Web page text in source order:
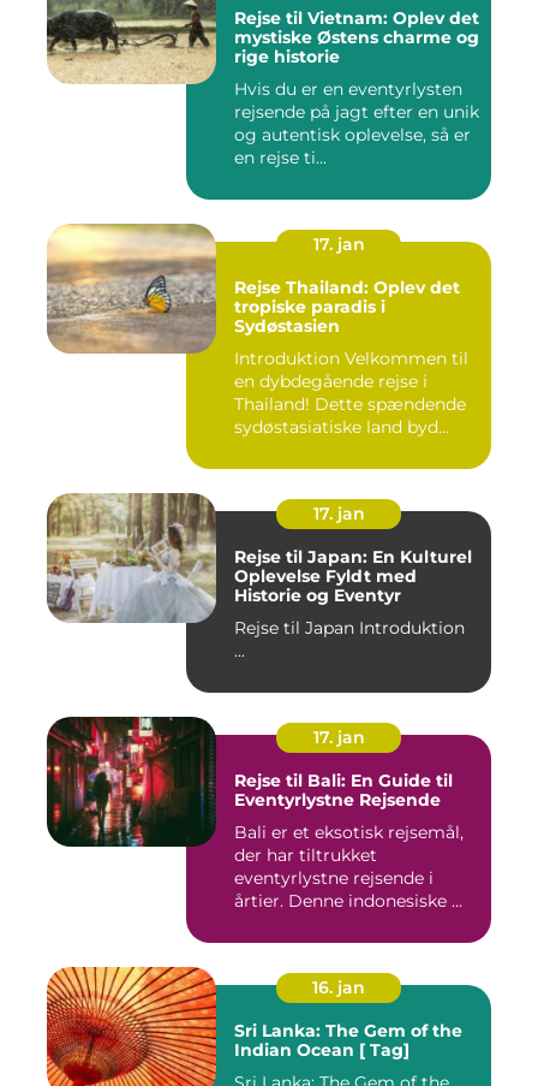
Rejse til Vietnam: Oplev det
mystiske Østens charme og
rige historie
Hvis du er en eventyrlysten
rejsende på jagt efter en unik
og autentisk oplevelse, så er
en rejse ti...
17. jan
Rejse Thailand: Oplev det
tropiske paradis i
Sydøstasien
Introduktion Velkommen til
en dybdegående rejse i
Thailand! Dette spændende
sydøstasiatiske land byd...
17. jan
Rejse til Japan: En Kulturel
Oplevelse Fyldt med
Historie og Eventyr
Rejse til Japan Introduktion
...
17. jan
Rejse til Bali: En Guide til
Eventyrlystne Rejsende
Bali er et eksotisk rejsemål,
der har tiltrukket
eventyrlystne rejsende i
årtier. Denne indonesiske ...
16. jan
Sri Lanka: The Gem of the
Indian Ocean [ Tag]